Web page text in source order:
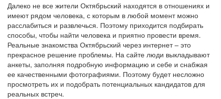
Далеко не все жители Октябрьский находятся в отношениях и
имеют рядом человека, с которым в любой момент можно
расслабиться и развлечься. Поэтому приходится подбирать
способы, чтобы найти человека и приятно провести время.
Реальные знакомства Октябрьский через интернет – это
прекрасное решение проблемы. На сайте люди выкладывают
анкеты, заполняя подробную информацию и себе и снабжая
ее качественными фотографиями. Поэтому будет несложно
просмотреть их и подобрать потенциальных кандидатов для
реальных встреч.